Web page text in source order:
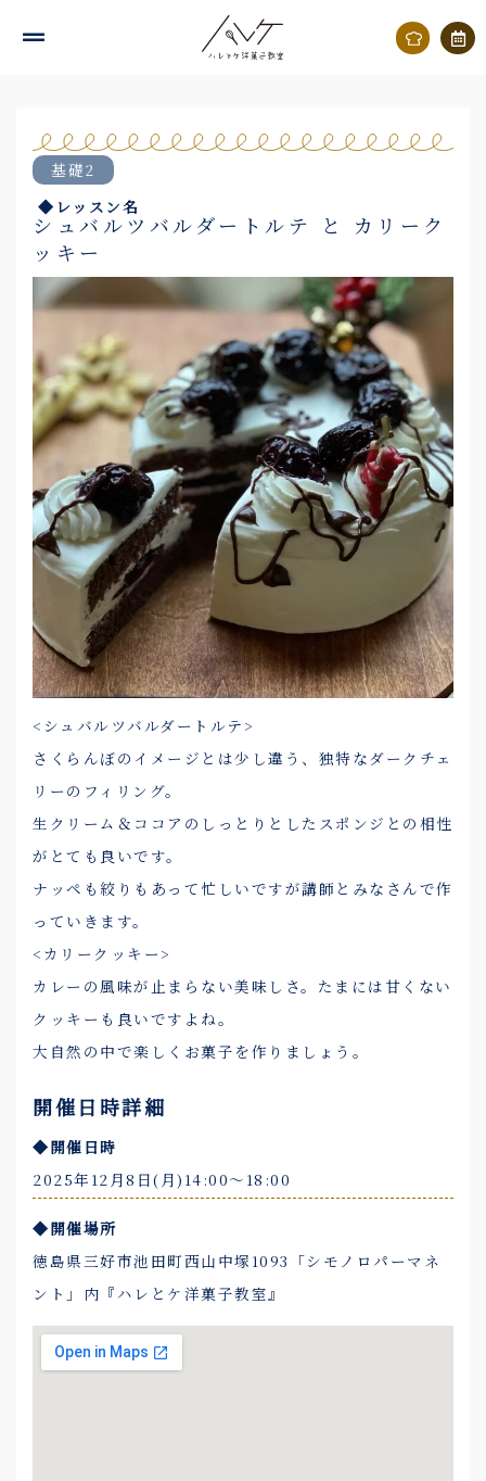
基礎2
◆レッスン名
シュバルツバルダートルテ と カリーク
ッキー
<シュバルツバルダートルテ>
さくらんぼのイメージとは少し違う、独特なダークチェ
リーのフィリング。
生クリーム＆ココアのしっとりとしたスポンジとの相性
がとても良いです。
ナッペも絞りもあって忙しいですが講師とみなさんで作
っていきます。
<カリークッキー>
カレーの風味が止まらない美味しさ。たまには甘くない
クッキーも良いですよね。
大自然の中で楽しくお菓子を作りましょう。
開催日時詳細
◆開催日時
2025年12月8日(月)14:00〜18:00
◆開催場所
徳島県三好市池田町西山中塚1093「シモノロパーマネ
ント」内『ハレとケ洋菓子教室』